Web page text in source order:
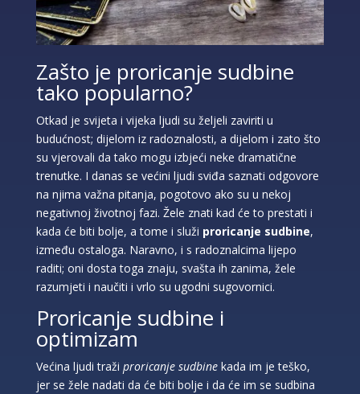
Zašto je proricanje sudbine
tako popularno?
Otkad je svijeta i vijeka ljudi su željeli zaviriti u
budućnost; dijelom iz radoznalosti, a dijelom i zato što
su vjerovali da tako mogu izbjeći neke dramatične
trenutke. I danas se većini ljudi sviđa saznati odgovore
na njima važna pitanja, pogotovo ako su u nekoj
negativnoj životnoj fazi. Žele znati kad će to prestati i
kada će biti bolje, a tome i služi proricanje sudbine,
između ostaloga. Naravno, i s radoznalcima lijepo
raditi; oni dosta toga znaju, svašta ih zanima, žele
razumjeti i naučiti i vrlo su ugodni sugovornici.
Proricanje sudbine i
optimizam
Većina ljudi traži proricanje sudbinekada im je teško,
jer se žele nadati da će biti bolje i da će im se sudbina